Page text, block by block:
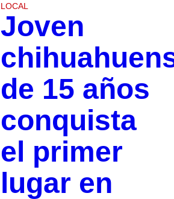
LOCAL
Joven
de 15 años
conquista
el primer
lugar en